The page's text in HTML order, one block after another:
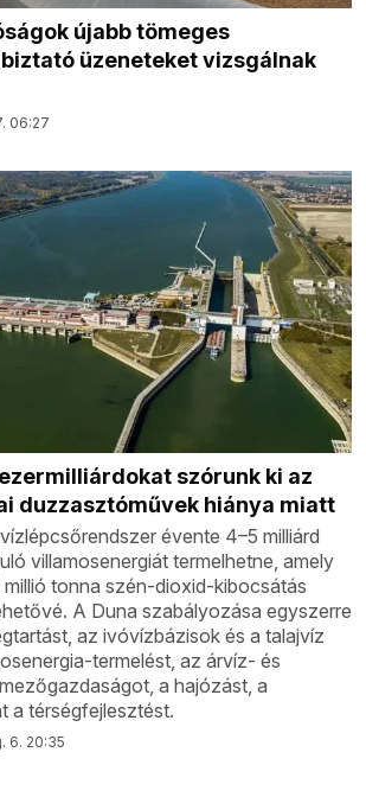
újabb tömeges
üzeneteket vizsgálnak
06:27
szórunk ki az
duzzasztóművek hiánya miatt
évente 4–5 milliárd
villamosenergiát termelhetne, amely
tonna szén-dioxid-kibocsátás
A Duna szabályozása egyszerre
az ivóvízbázisok és a talajvíz
termelést, az árvíz- és
a hajózást, a
a térségfejlesztést.
6. 20:35